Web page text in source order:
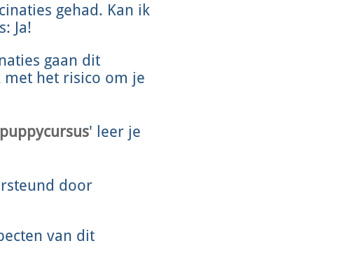
gehad. Kan ik
Ja!
gaan dit
met het risico om je
' leer je
door
van dit